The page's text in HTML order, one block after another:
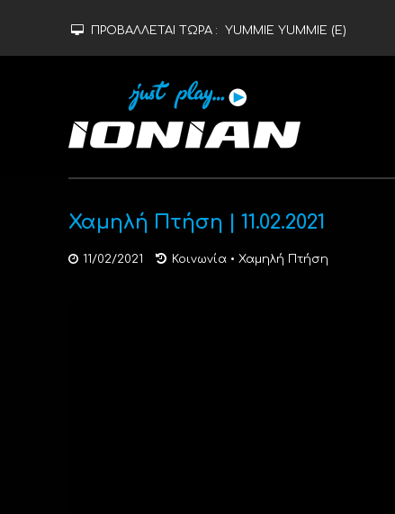
ΠΡΟΒΑΛΛΕΤΑΙ ΤΩΡΑ : YUMMIE YUMMIE (Ε)
Χαμηλή Πτήση | 11.02.2021
11/02/2021 Κοινωνία • Χαμηλή Πτήση